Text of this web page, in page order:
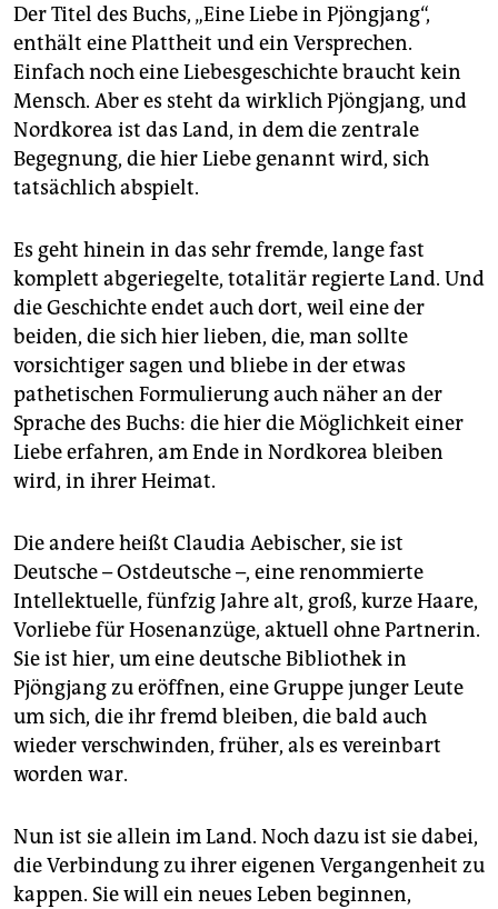
unterstützen
abo
genossenschaft
epaper login
Der Titel des Buchs, „Eine Liebe in Pjöngjang“,
enthält eine Plattheit und ein Versprechen.
Einfach noch eine Liebesgeschichte braucht kein
Mensch. Aber es steht da wirklich Pjöngjang, und
Nordkorea ist das Land, in dem die zentrale
Begegnung, die hier Liebe genannt wird, sich
tatsächlich abspielt.
Es geht hinein in das sehr fremde, lange fast
komplett abgeriegelte, totalitär regierte Land. Und
die Geschichte endet auch dort, weil eine der
beiden, die sich hier lieben, die, man sollte
vorsichtiger sagen und bliebe in der etwas
pathetischen Formulierung auch näher an der
Sprache des Buchs: die hier die Möglichkeit einer
Liebe erfahren, am Ende in Nordkorea bleiben
wird, in ihrer Heimat.
Die andere heißt Claudia Aebischer, sie ist
Deutsche – Ostdeutsche –, eine renommierte
Intellektuelle, fünfzig Jahre alt, groß, kurze Haare,
Vorliebe für Hosenanzüge, aktuell ohne Partnerin.
Sie ist hier, um eine deutsche Bibliothek in
Pjöngjang zu eröffnen, eine Gruppe junger Leute
um sich, die ihr fremd bleiben, die bald auch
wieder verschwinden, früher, als es vereinbart
worden war.
Nun ist sie allein im Land. Noch dazu ist sie dabei,
die Verbindung zu ihrer eigenen Vergangenheit zu
kappen. Sie will ein neues Leben beginnen,